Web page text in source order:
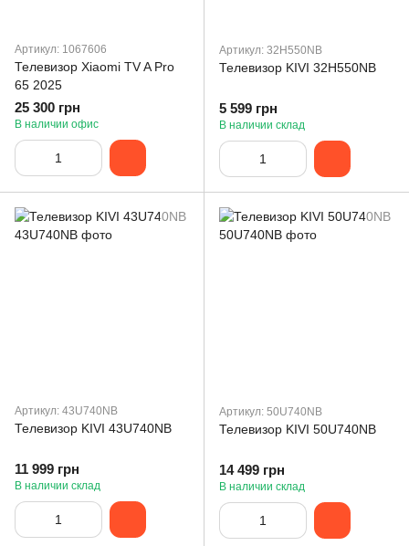
Артикул: 1067606
Телевизор Xiaomi TV A Pro
65 2025
25 300 грн
В наличии офис
Артикул: 32H550NB
Телевизор KIVI 32H550NB
5 599 грн
В наличии склад
Артикул: 43U740NB
Телевизор KIVI 43U740NB
11 999 грн
В наличии склад
Артикул: 50U740NB
Телевизор KIVI 50U740NB
14 499 грн
В наличии склад